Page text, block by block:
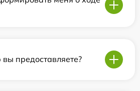
предоставляете?